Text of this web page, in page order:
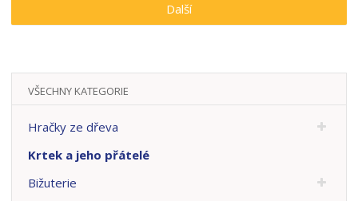
Další
VŠECHNY KATEGORIE
Hračky ze dřeva
Krtek a jeho přátelé
Bižuterie